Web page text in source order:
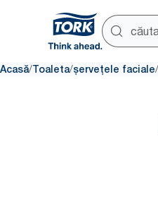
Acasă/Toaleta/șervețele faciale/